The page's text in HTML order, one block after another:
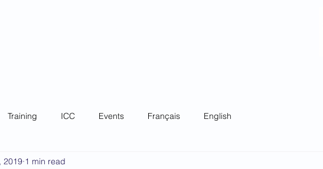
Training ICC Events Français English
2019 1 min read